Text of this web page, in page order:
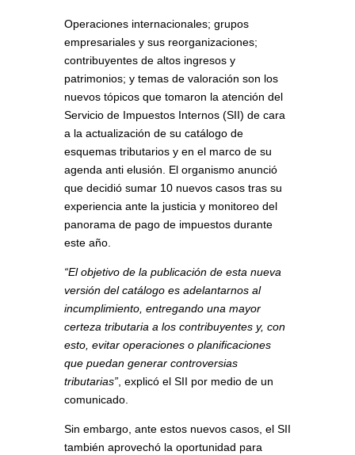
Operaciones internacionales; grupos
empresariales y sus reorganizaciones;
contribuyentes de altos ingresos y
patrimonios; y temas de valoración son los
nuevos tópicos que tomaron la atención del
Servicio de Impuestos Internos (SII) de cara
a la actualización de su catálogo de
esquemas tributarios y en el marco de su
agenda anti elusión. El organismo anunció
que decidió sumar 10 nuevos casos tras su
experiencia ante la justicia y monitoreo del
panorama de pago de impuestos durante
este año.
“El objetivo de la publicación de esta nueva
versión del catálogo es adelantarnos al
incumplimiento, entregando una mayor
certeza tributaria a los contribuyentes y, con
esto, evitar operaciones o planificaciones
que puedan generar controversias
tributarias”, explicó el SII por medio de un
comunicado.
Sin embargo, ante estos nuevos casos, el SII
también aprovechó la oportunidad para